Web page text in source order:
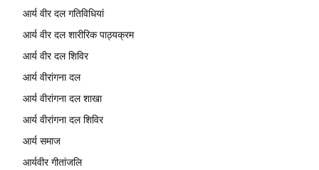
आर्य वीर दल गतिविधियां
आर्य वीर दल शारीरिक पाठ्यक्रम
आर्य वीर दल शिविर
आर्य वीरांगना दल
आर्य वीरांगना दल शाखा
आर्य वीरांगना दल शिविर
आर्य समाज
आर्यवीर गीतांजलि